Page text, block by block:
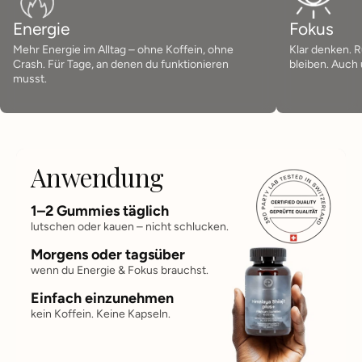
Energie
Mehr Energie im Alltag – ohne Koffein, ohne
Crash. Für Tage, an denen du funktionieren
musst.
Fokus
Klar denken.
bleiben.
Anwendung
1–2 Gummies täglich
lutschen oder kauen – nicht schlucken.
Morgens oder tagsüber
wenn du Energie & Fokus brauchst.
Einfach einzunehmen
kein Koffein. Keine Kapseln.